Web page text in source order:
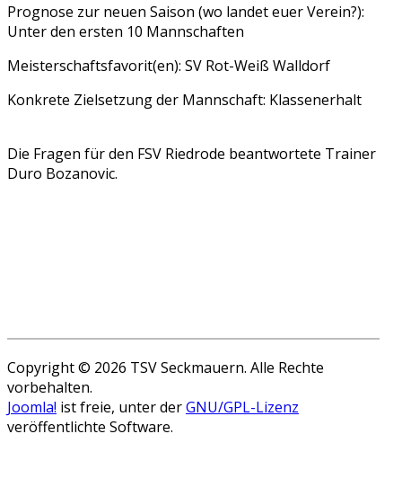
Prognose zur neuen Saison (wo landet euer Verein?):
Unter den ersten 10 Mannschaften
Meisterschaftsfavorit(en): SV Rot-Weiß Walldorf
Konkrete Zielsetzung der Mannschaft: Klassenerhalt
Die Fragen für den FSV Riedrode beantwortete Trainer
Duro Bozanovic.
Copyright © 2026 TSV Seckmauern. Alle Rechte
vorbehalten.
Joomla! ist freie, unter derGNU/GPL-Lizenz
veröffentlichte Software.